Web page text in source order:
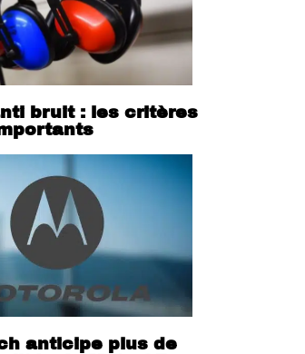
bruit : les critères
anticipe plus de